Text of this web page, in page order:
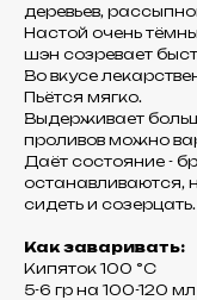
деревьев,
Настой очень
шэн созревает
Во вкусе
Пьётся мягко.
Выдерживает
проливов можно
Даёт состояние -
останавливаются,
сидеть и созерцать.
Как заваривать:
Кипяток 100 °C
5-6 гр на 100-120 мл